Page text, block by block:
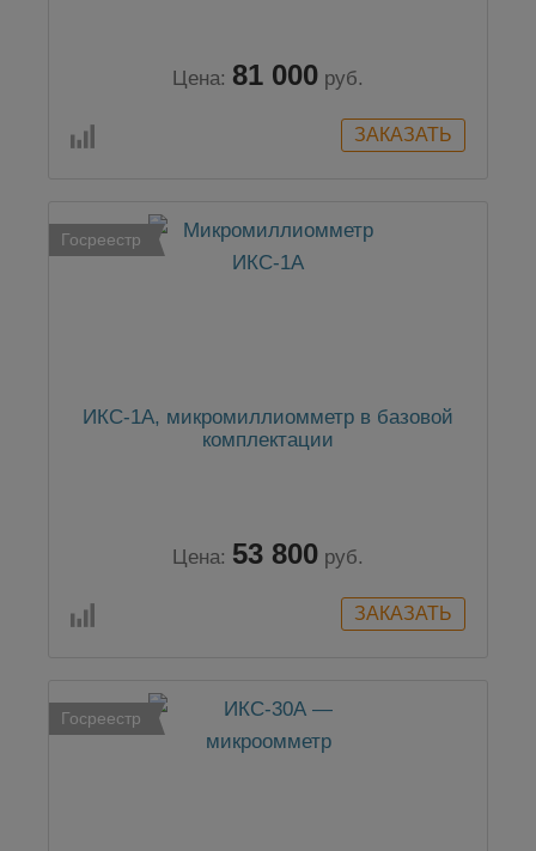
Цена: 81 000 руб.
Госреестр
ИКС-1А, микромиллиомметр в базовой
комплектации
Цена: 53 800 руб.
Госреестр